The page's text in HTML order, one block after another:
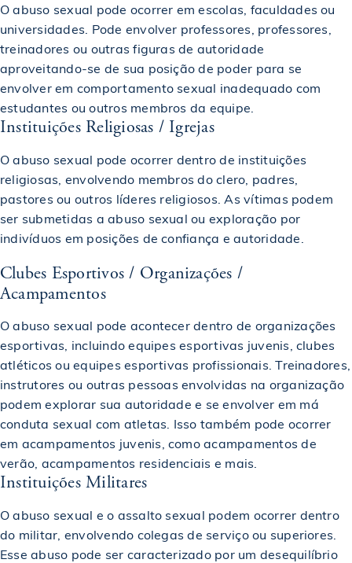
O abuso sexual pode ocorrer em escolas, faculdades ou
universidades. Pode envolver professores, professores,
treinadores ou outras figuras de autoridade
aproveitando-se de sua posição de poder para se
envolver em comportamento sexual inadequado com
estudantes ou outros membros da equipe.
Instituições Religiosas / Igrejas
O abuso sexual pode ocorrer dentro de instituições
religiosas, envolvendo membros do clero, padres,
pastores ou outros líderes religiosos. As vítimas podem
ser submetidas a abuso sexual ou exploração por
indivíduos em posições de confiança e autoridade.
Clubes Esportivos / Organizações /
Acampamentos
O abuso sexual pode acontecer dentro de organizações
esportivas, incluindo equipes esportivas juvenis, clubes
atléticos ou equipes esportivas profissionais. Treinadores,
instrutores ou outras pessoas envolvidas na organização
podem explorar sua autoridade e se envolver em má
conduta sexual com atletas. Isso também pode ocorrer
em acampamentos juvenis, como acampamentos de
verão, acampamentos residenciais e mais.
Instituições Militares
O abuso sexual e o assalto sexual podem ocorrer dentro
do militar, envolvendo colegas de serviço ou superiores.
Esse abuso pode ser caracterizado por um desequilíbrio